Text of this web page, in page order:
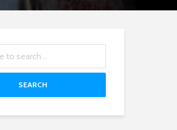
SEARCH